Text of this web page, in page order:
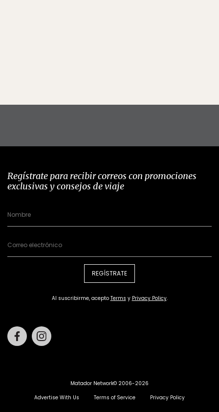
Regístrate para recibir correos con promociones
exclusivas y consejos de viaje
REGÍSTRATE
Al suscribirme, acepto Terms y Privacy Policy.
Facebook
Matador Network© 2006-2026
Advertise With Us
Terms of Service Privacy Policy